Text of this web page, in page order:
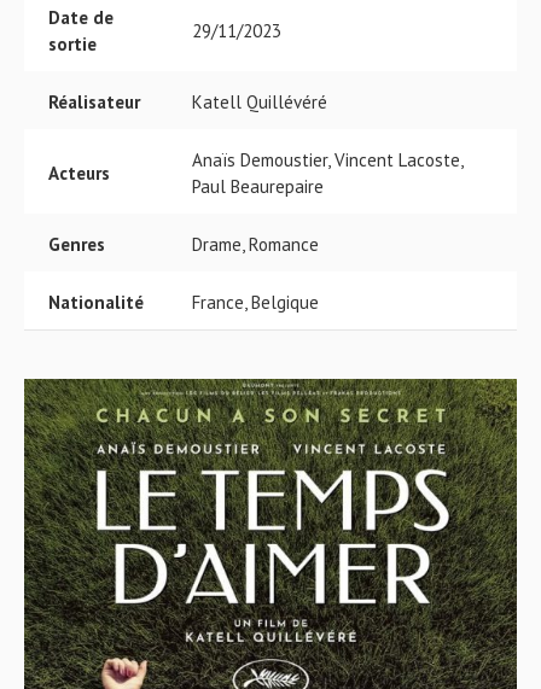
Date de
sortie
29/11/2023
Réalisateur Katell Quillévéré
Acteurs
Anaïs Demoustier, Vincent Lacoste,
Paul Beaurepaire
Genres Drame, Romance
Nationalité France, Belgique